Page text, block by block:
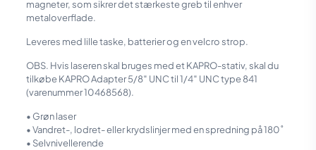
magneter, som sikrer det stærkeste greb til enhver
metaloverflade.
Leveres med lille taske, batterier og en velcro strop.
OBS. Hvis laseren skal bruges med et KAPRO-stativ, skal du
tilkøbe KAPRO Adapter 5/8″ UNC til 1/4″ UNC type 841
(varenummer 10468568).
• Grøn laser
• Vandret-, lodret- eller krydslinjer med en spredning på 180˚
• Selvnivellerende